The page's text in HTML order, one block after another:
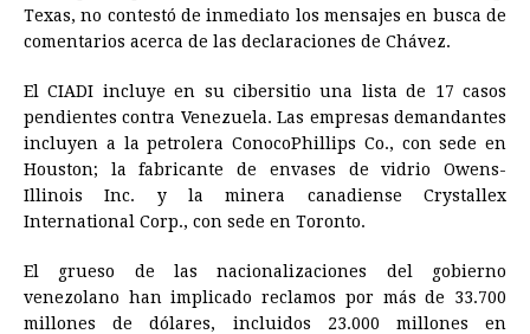
Texas, no contestó de inmediato los mensajes en busca de
comentarios acerca de las declaraciones de Chávez.
El CIADI incluye en su cibersitio una lista de 17 casos
pendientes contra Venezuela. Las empresas demandantes
incluyen a la petrolera ConocoPhillips Co., con sede en
Houston; la fabricante de envases de vidrio Owens-
Illinois Inc. y la minera canadiense Crystallex
International Corp., con sede en Toronto.
El grueso de las nacionalizaciones del gobierno
venezolano han implicado reclamos por más de 33.700
millones de dólares, incluidos 23.000 millones en